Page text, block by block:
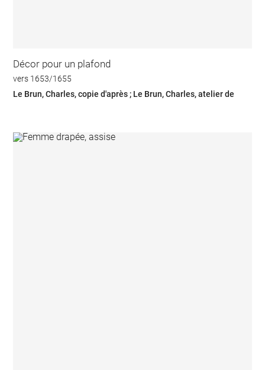
Décor pour un plafond
vers 1653/1655
Le Brun, Charles, copie d'après ; Le Brun, Charles, atelier de